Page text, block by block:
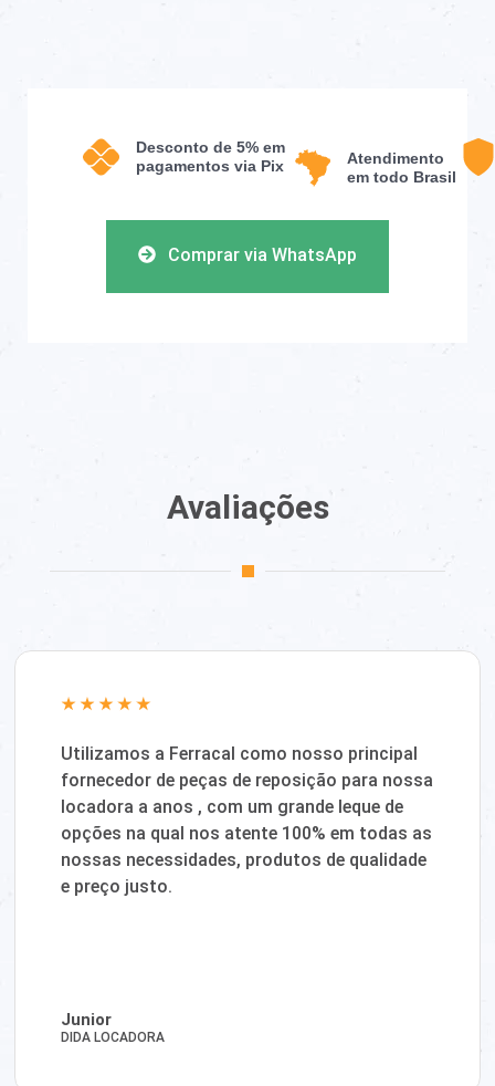
Comprar via WhatsApp
Desconto de 5% em
pagamentos via Pix
Atendimento
em todo Brasil
Avaliações
Utilizamos a Ferracal como nosso principal
fornecedor de peças de reposição para nossa
locadora a anos , com um grande leque de
opções na qual nos atente 100% em todas as
nossas necessidades, produtos de qualidade
e preço justo.
Junior
DIDA LOCADORA